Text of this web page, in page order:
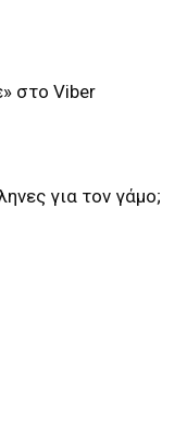
στο Viber
για τον γάμο;